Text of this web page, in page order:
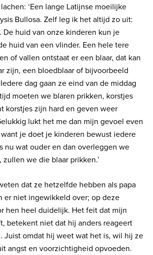
‘Een lange Latijnse moeilijke
Bullosa. Zelf leg ik het altijd zo uit:
huid van onze kinderen kun je
huid van een vlinder. Een hele tere
of vallen ontstaat er een blaar, dat kan
zijn, een bloedblaar of bijvoorbeeld
dag gaan ze eind van de middag
moeten we blaren prikken, korstjes
korstjes zijn hard en geven weer
lukt het me dan mijn gevoel even
je doet je kinderen bewust iedere
nu wat ouder en dan overleggen we
we die blaar prikken.’
dat ze hetzelfde hebben als papa
er niet ingewikkeld over; op deze
hen heel duidelijk. Het feit dat mijn
betekent niet dat hij anders reageert
Juist omdat hij weet wat het is, wil hij ze
angst en voorzichtigheid opvoeden.